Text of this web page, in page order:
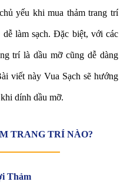
yếu khi mua thảm trang trí
làm sạch. Đặc biệt, với các
trí là dầu mỡ cũng dễ dàng
viết này Vua Sạch sẽ hướng
dính dầu mỡ.
TRANG TRÍ NÀO?
Thảm